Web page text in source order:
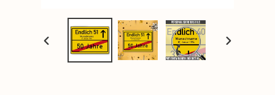
VORHERIGER
SCHIEBER